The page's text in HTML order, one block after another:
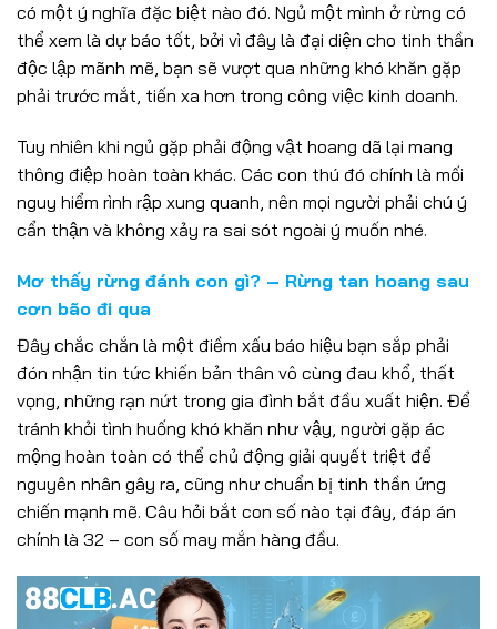
có một ý nghĩa đặc biệt nào đó. Ngủ một mình ở rừng có
thể xem là dự báo tốt, bởi vì đây là đại diện cho tinh thần
độc lập mãnh mẽ, bạn sẽ vượt qua những khó khăn gặp
phải trước mắt, tiến xa hơn trong công việc kinh doanh.
Tuy nhiên khi ngủ gặp phải động vật hoang dã lại mang
thông điệp hoàn toàn khác. Các con thú đó chính là mối
nguy hiểm rình rập xung quanh, nên mọi người phải chú ý
cẩn thận và không xảy ra sai sót ngoài ý muốn nhé.
Mơ thấy rừng đánh con gì? – Rừng tan hoang sau
cơn bão đi qua
Đây chắc chắn là một điềm xấu báo hiệu bạn sắp phải
đón nhận tin tức khiến bản thân vô cùng đau khổ, thất
vọng, những rạn nứt trong gia đình bắt đầu xuất hiện. Để
tránh khỏi tình huống khó khăn như vậy, người gặp ác
mộng hoàn toàn có thể chủ động giải quyết triệt để
nguyên nhân gây ra, cũng như chuẩn bị tinh thần ứng
chiến mạnh mẽ. Câu hỏi bắt con số nào tại đây, đáp án
chính là 32 – con số may mắn hàng đầu.